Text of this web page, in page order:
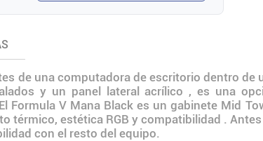
de una computadora de escritorio dentro de
y un panel lateral acrílico , es una
Formula V Mana Black es un gabinete Mid
térmico, estética RGB y compatibilidad .
con el resto del equipo.